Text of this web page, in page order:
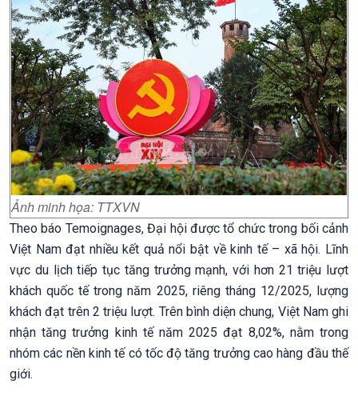
Ảnh minh họa: TTXVN
Theo báo Temoignages, Đại hội được tổ chức trong bối cảnh
Việt Nam đạt nhiều kết quả nổi bật về kinh tế – xã hội. Lĩnh
vực du lịch tiếp tục tăng trưởng mạnh, với hơn 21 triệu lượt
khách quốc tế trong năm 2025, riêng tháng 12/2025, lượng
khách đạt trên 2 triệu lượt. Trên bình diện chung, Việt Nam ghi
nhận tăng trưởng kinh tế năm 2025 đạt 8,02%, nằm trong
nhóm các nền kinh tế có tốc độ tăng trưởng cao hàng đầu thế
giới.